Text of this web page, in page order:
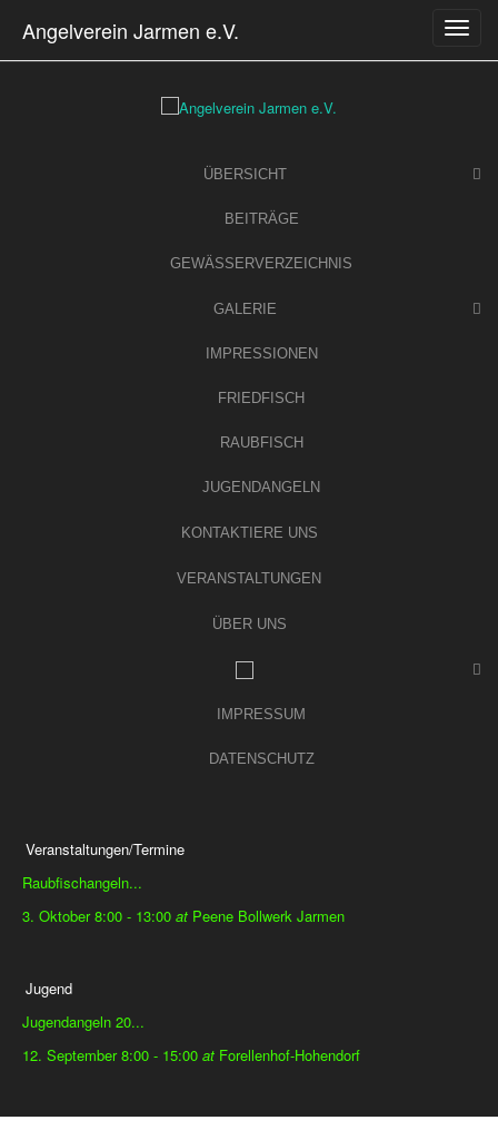
Angelverein Jarmen e.V.
ÜBERSICHT
BEITRÄGE
GEWÄSSERVERZEICHNIS
GALERIE
IMPRESSIONEN
FRIEDFISCH
RAUBFISCH
JUGENDANGELN
KONTAKTIERE UNS
VERANSTALTUNGEN
ÜBER UNS
IMPRESSUM
DATENSCHUTZ
Veranstaltungen/Termine
Raubfischangeln...
3. Oktober 8:00 - 13:00 at Peene Bollwerk Jarmen
Jugend
Jugendangeln 20...
12. September 8:00 - 15:00 at Forellenhof-Hohendorf